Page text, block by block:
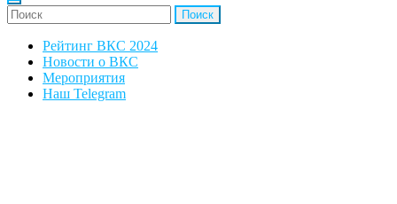
'Найти:
Рейтинг ВКС 2024
Новости о ВКС
Мероприятия
Наш Telegram